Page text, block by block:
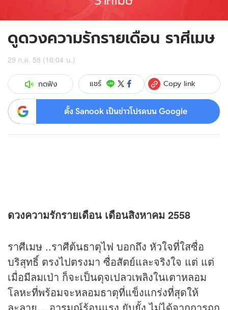
ดูดวงความรักรายเดือน ราศีเมษ
29 ก.ค. 58 (16:04 น.)
กดฟัง แชร์ Copy link
ตั้ง Sanook เป็นข่าวโปรดบน Google
ดวงความรักรายเดือน เดือนสิงหาคม 2558
ราศีเมษ ..ราศีต้นธาตุไฟ บอกถึง หัวใจที่ใสซื่อ
บริสุทธิ์ ตรงไปตรงมา ซื่อสัตย์และจริงใจ แต่ แต่
เมื่อมีลมเป่า ก็จะเป็นดุจเปลวเพลิงในเตาหลอม
โลหะที่พร้อมจะหลอมธาตุที่แข็งแกร่งที่สุดให้